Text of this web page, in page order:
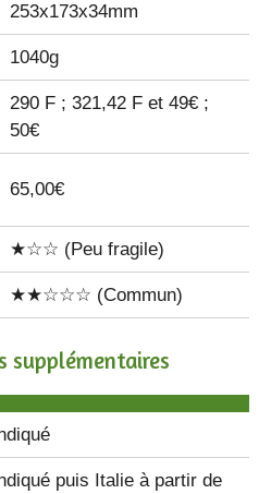
253x173x34mm
1040g
290 F ; 321,42 F et 49€ ;
50€
65,00€
★☆☆ (Peu fragile)
★★☆☆☆ (Commun)
supplémentaires
puis Italie à partir de